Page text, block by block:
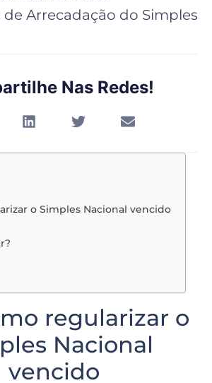
Arrecadação do Simples
Nas Redes!
o Simples Nacional vencido
regularizar o
Nacional
vencido